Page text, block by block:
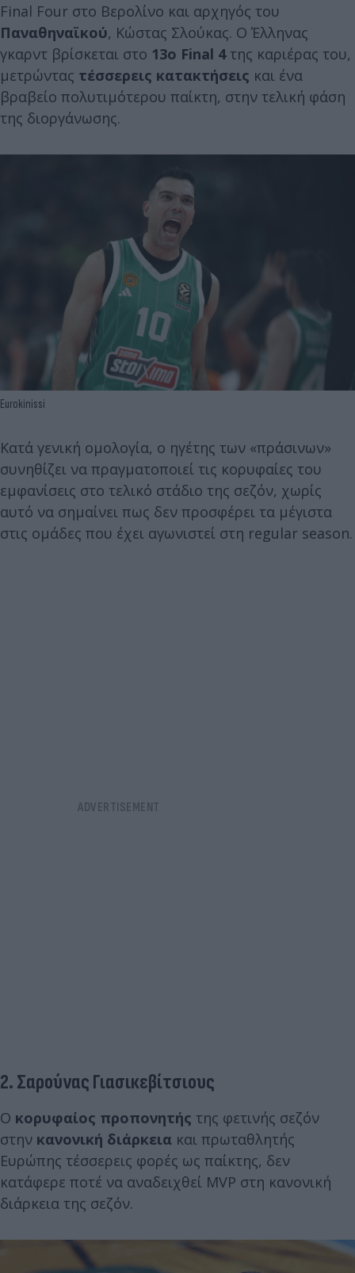
Final Four στο Βερολίνο και αρχηγός του
Παναθηναϊκού, Κώστας Σλούκας. Ο Έλληνας
γκαρντ βρίσκεται στο 13ο Final 4 της καριέρας του,
μετρώντας τέσσερεις κατακτήσεις και ένα
βραβείο πολυτιμότερου παίκτη, στην τελική φάση
της διοργάνωσης.
Eurokinissi
Κατά γενική ομολογία, ο ηγέτης των «πράσινων»
συνηθίζει να πραγματοποιεί τις κορυφαίες του
εμφανίσεις στο τελικό στάδιο της σεζόν, χωρίς
αυτό να σημαίνει πως δεν προσφέρει τα μέγιστα
στις ομάδες που έχει αγωνιστεί στη regular season.
2. Σαρούνας Γιασικεβίτσιους
Ο κορυφαίος προπονητής της φετινής σεζόν
στην κανονική διάρκεια και πρωταθλητής
Ευρώπης τέσσερεις φορές ως παίκτης, δεν
κατάφερε ποτέ να αναδειχθεί MVP στη κανονική
διάρκεια της σεζόν.